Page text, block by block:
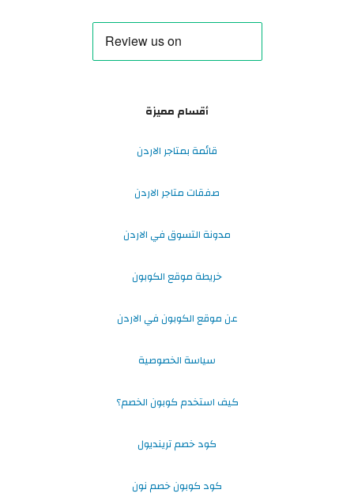
أقسام مميزة
قائمة بمتاجر الاردن
صفقات متاجر الاردن
مدونة التسوق في الاردن
خريطة موقع الكوبون
عن موقع الكوبون في الاردن
سياسة الخصوصية
كيف استخدم كوبون الخصم؟
كود خصم ترينديول
كود كوبون خصم نون